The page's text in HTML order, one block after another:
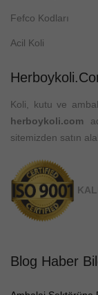
Fefco Kodları
Acil Koli
Koli, kutu ve
herboykoli.com
sitemizden satın
Blog Haber